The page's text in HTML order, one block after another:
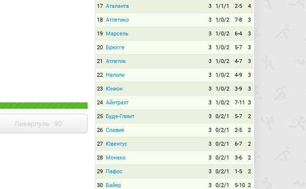
Ливерпуль 90
17 Аталанта 3 1/1/1 2-5 4
18 Атлетико 3 1/0/2 7-8 3
19 Марсель 3 1/0/2 6-4 3
20 Брюгге 3 1/0/2 5-7 3
21 Атлетик 3 1/0/2 4-7 3
22 Наполи 3 1/0/2 4-9 3
23 Юнион 3 1/0/2 3-9 3
24 Айнтрахт 3 1/0/2 7-11 3
25 Буде-Глимт 3 0/2/1 5-7 2
26 Славия 3 0/2/1 2-5 2
27 Ювентус 3 0/2/1 6-7 2
28 Монако 3 0/2/1 3-6 2
29 Пафос 3 0/2/1 1-5 2
30 Байер 3 0/2/1 5-10 2